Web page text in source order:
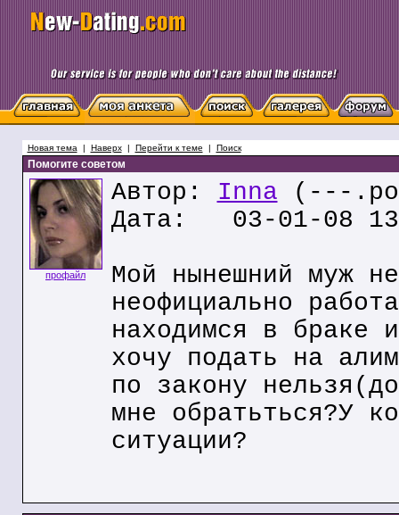
Новая тема | Наверх| Перейти к теме | Поиск
Помогите советом
профайл
Автор: Inna (---
Дата: 03-01-08
Мой нынешний муж
неофициально
находимся в браке
хочу подать на
по закону
мне обратьться?У
ситуации?